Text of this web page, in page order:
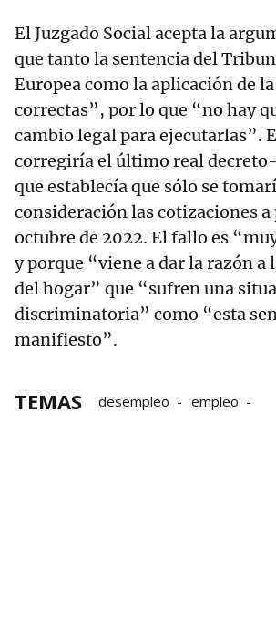
El Juzgado Social acepta la
que tanto la sentencia del
Europea como la aplicación de
correctas”, por lo que “no hay
cambio legal para ejecutarlas”.
corregiría el último real
que establecía que sólo se
consideración las cotizaciones a
octubre de 2022. El fallo es
y porque “viene a dar la razón a
del hogar” que “sufren una
discriminatoria” como “esta
manifiesto”.
TEMAS desempleo
empleo